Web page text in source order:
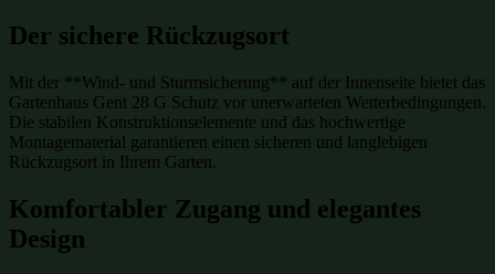
Der sichere Rückzugsort
Mit der **Wind- und Sturmsicherung** auf der Innenseite bietet das
Gartenhaus Gent 28 G Schutz vor unerwarteten Wetterbedingungen.
Die stabilen Konstruktionselemente und das hochwertige
Montagematerial garantieren einen sicheren und langlebigen
Rückzugsort in Ihrem Garten.
Komfortabler Zugang und elegantes
Design